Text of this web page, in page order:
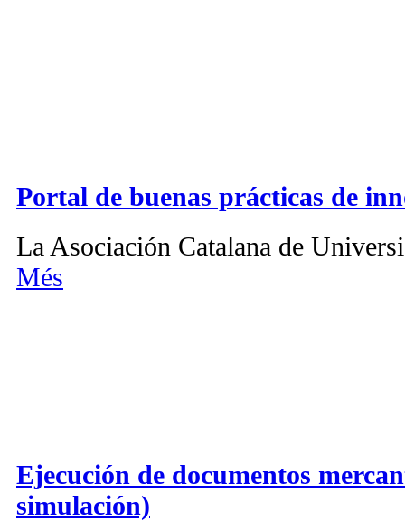
Portal de buenas prácticas de
La Asociación Catalana de
Més
Ejecución de documentos
simulación)